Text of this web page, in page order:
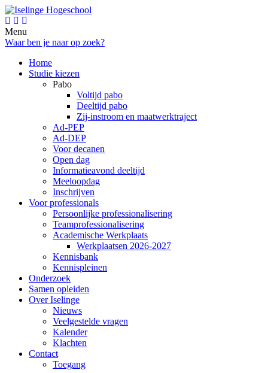
Menu
Waar ben je naar op zoek?
Home
Studie kiezen
Pabo
Voltijd pabo
Deeltijd pabo
Zij-instroom en maatwerktraject
Ad-PEP
Ad-DEP
Voor decanen
Open dag
Informatieavond deeltijd
Meeloopdag
Inschrijven
Voor professionals
Persoonlijke professionalisering
Teamprofessionalisering
Academische Werkplaats
Werkplaatsen 2026-2027
Kennisbank
Kennispleinen
Onderzoek
Samen opleiden
Over Iselinge
Nieuws
Veelgestelde vragen
Kalender
Klachten
Contact
Toegang